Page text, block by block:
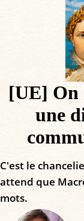
[UE] On
une
C'est le
attend que
mots.